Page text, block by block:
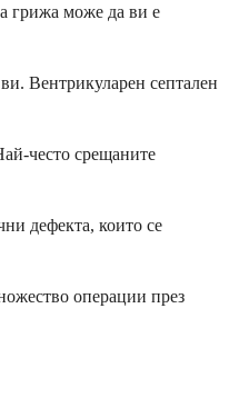
грижа може да ви е
Вентрикуларен септален
често срещаните
дефекта, които се
операции през